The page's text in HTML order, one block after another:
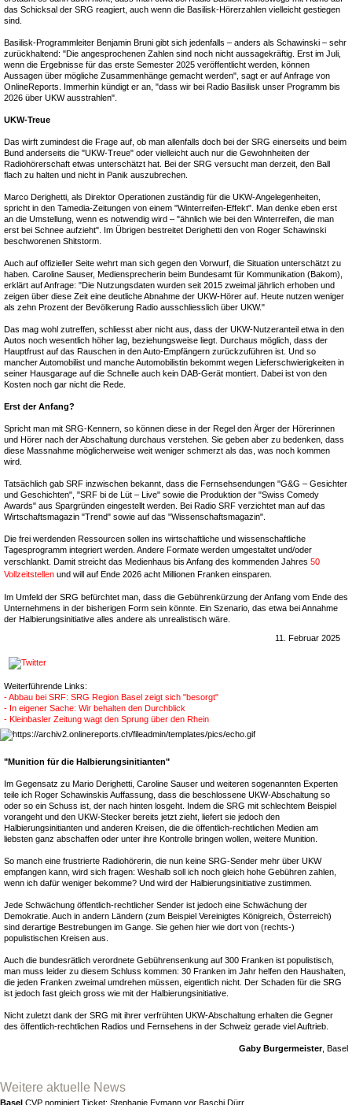
das Schicksal der SRG reagiert, auch wenn die Basilisk-Hörerzahlen vielleicht gestiegen
sind.
Basilisk-Programmleiter Benjamin Bruni gibt sich jedenfalls – anders als Schawinski – sehr
zurückhaltend: "Die angesprochenen Zahlen sind noch nicht aussagekräftig. Erst im Juli,
wenn die Ergebnisse für das erste Semester 2025 veröffentlicht werden, können
Aussagen über mögliche Zusammenhänge gemacht werden", sagt er auf Anfrage von
OnlineReports. Immerhin kündigt er an, "dass wir bei Radio Basilisk unser Programm bis
2026 über UKW ausstrahlen".
UKW-Treue
Das wirft zumindest die Frage auf, ob man allenfalls doch bei der SRG einerseits und beim
Bund anderseits die "UKW-Treue" oder vielleicht auch nur die Gewohnheiten der
Radiohörerschaft etwas unterschätzt hat. Bei der SRG versucht man derzeit, den Ball
flach zu halten und nicht in Panik auszubrechen.
Marco Derighetti, als Direktor Operationen zuständig für die UKW-Angelegenheiten,
spricht in den Tamedia-Zeitungen von einem "Winterreifen-Effekt". Man denke eben erst
an die Umstellung, wenn es notwendig wird – "ähnlich wie bei den Winterreifen, die man
erst bei Schnee aufzieht". Im Übrigen bestreitet Derighetti den von Roger Schawinski
beschworenen Shitstorm.
Auch auf offizieller Seite wehrt man sich gegen den Vorwurf, die Situation unterschätzt zu
haben. Caroline Sauser, Mediensprecherin beim Bundesamt für Kommunikation (Bakom),
erklärt auf Anfrage: "Die Nutzungsdaten wurden seit 2015 zweimal jährlich erhoben und
zeigen über diese Zeit eine deutliche Abnahme der UKW-Hörer auf. Heute nutzen weniger
als zehn Prozent der Bevölkerung Radio ausschliesslich über UKW."
Das mag wohl zutreffen, schliesst aber nicht aus, dass der UKW-Nutzeranteil etwa in den
Autos noch wesentlich höher lag, beziehungsweise liegt. Durchaus möglich, dass der
Hauptfrust auf das Rauschen in den Auto-Empfängern zurückzuführen ist. Und so
mancher Automobilist und manche Automobilistin bekommt wegen Lieferschwierigkeiten in
seiner Hausgarage auf die Schnelle auch kein DAB-Gerät montiert. Dabei ist von den
Kosten noch gar nicht die Rede.
Erst der Anfang?
Spricht man mit SRG-Kennern, so können diese in der Regel den Ärger der Hörerinnen
und Hörer nach der Abschaltung durchaus verstehen. Sie geben aber zu bedenken, dass
diese Massnahme möglicherweise weit weniger schmerzt als das, was noch kommen
wird.
Tatsächlich gab SRF inzwischen bekannt, dass die Fernsehsendungen "G&G – Gesichter
und Geschichten", "SRF bi de Lüt – Live" sowie die Produktion der "Swiss Comedy
Awards" aus Spargründen eingestellt werden. Bei Radio SRF verzichtet man auf das
Wirtschaftsmagazin "Trend" sowie auf das "Wissenschaftsmagazin".
Die frei werdenden Ressourcen sollen ins wirtschaftliche und wissenschaftliche
Tagesprogramm integriert werden. Andere Formate werden umgestaltet und/oder
verschlankt. Damit streicht das Medienhaus bis Anfang des kommenden Jahres 50
Vollzeitstellen und will auf Ende 2026 acht Millionen Franken einsparen.
Im Umfeld der SRG befürchtet man, dass die Gebührenkürzung der Anfang vom Ende des
Unternehmens in der bisherigen Form sein könnte. Ein Szenario, das etwa bei Annahme
der Halbierungsinitiative alles andere als unrealistisch wäre.
11. Februar 2025
Weiterführende Links:
- Abbau bei SRF: SRG Region Basel zeigt sich "besorgt"
- In eigener Sache: Wir behalten den Durchblick
- Kleinbasler Zeitung wagt den Sprung über den Rhein
"Munition für die Halbierungsinitianten"
Im Gegensatz zu Mario Derighetti, Caroline Sauser und weiteren sogenannten Experten
teile ich Roger Schawinskis Auffassung, dass die beschlossene UKW-Abschaltung so
oder so ein Schuss ist, der nach hinten losgeht. Indem die SRG mit schlechtem Beispiel
vorangeht und den UKW-Stecker bereits jetzt zieht, liefert sie jedoch den
Halbierungsinitianten und anderen Kreisen, die die öffentlich-rechtlichen Medien am
liebsten ganz abschaffen oder unter ihre Kontrolle bringen wollen, weitere Munition.
So manch eine frustrierte Radiohörerin, die nun keine SRG-Sender mehr über UKW
empfangen kann, wird sich fragen: Weshalb soll ich noch gleich hohe Gebühren zahlen,
wenn ich dafür weniger bekomme? Und wird der Halbierungsinitiative zustimmen.
Jede Schwächung öffentlich-rechtlicher Sender ist jedoch eine Schwächung der
Demokratie. Auch in andern Ländern (zum Beispiel Vereinigtes Königreich, Österreich)
sind derartige Bestrebungen im Gange. Sie gehen hier wie dort von (rechts-)
populistischen Kreisen aus.
Auch die bundesrätlich verordnete Gebührensenkung auf 300 Franken ist populistisch,
man muss leider zu diesem Schluss kommen: 30 Franken im Jahr helfen den Haushalten,
die jeden Franken zweimal umdrehen müssen, eigentlich nicht. Der Schaden für die SRG
ist jedoch fast gleich gross wie mit der Halbierungsinitiative.
Nicht zuletzt dank der SRG mit ihrer verfrühten UKW-Abschaltung erhalten die Gegner
des öffentlich-rechtlichen Radios und Fernsehens in der Schweiz gerade viel Auftrieb.
Gaby Burgermeister, Basel
Weitere aktuelle News
Basel CVP nominiert Ticket: Stephanie Eymann vor Baschi Dürr